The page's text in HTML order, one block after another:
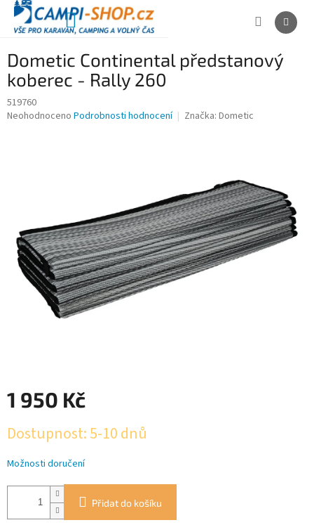
Přejít
obsah
NÁKUPNÍ
Dometic Continental předstanový
koberec - Rally 260
519760
Průměrné
Neohodnoceno Podrobnosti hodnocení Značka: Dometic
1 950 Kč
cena:
Dostupnost: 5-10 dnů
Možnosti doručení
Přidat do košíku